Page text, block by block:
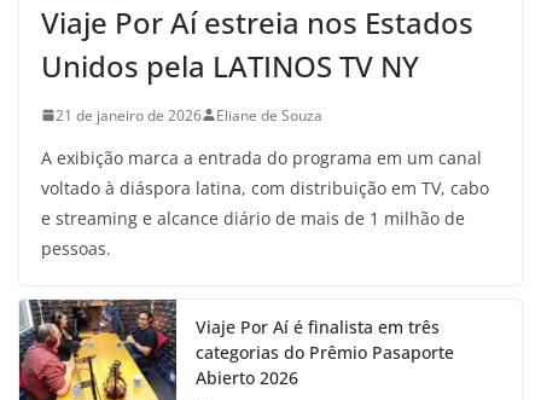
Viaje Por Aí estreia nos Estados
Unidos pela LATINOS TV NY
21 de janeiro de 2026 Eliane de Souza
A exibição marca a entrada do programa em um canal
voltado à diáspora latina, com distribuição em TV, cabo
e streaming e alcance diário de mais de 1 milhão de
pessoas.
Viaje Por Aí é finalista em três
categorias do Prêmio Pasaporte
Abierto 2026